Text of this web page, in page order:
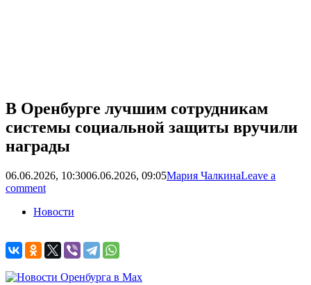
В Оренбурге лучшим сотрудникам
системы социальной защиты вручили
награды
06.06.2026, 10:3006.06.2026, 09:05Мария ЧалкинаLeave a
comment
Новости